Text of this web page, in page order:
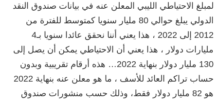
لمبلغ الاحتياطي الليبي المعلن عنه في بيانات صندوق النقد
الدولي يبلغ حوالي 80 مليار سنويا كمتوسط للفترة من
2012 إلى 2022 ، هذا يعني أننا نحقق عائدا سنويا بـ4
مليارات دولار ، هذا يعني أن الاحتياطي يمكن أن يصل إلى
130 مليار دولار بنهاية 2022… هذه أرقام تقريبية وبدون
حساب تراكم العائد للأسف ، ما هو معلن عنه بنهاية 2022
هو 82 مليار دولار فقط، وذلك حسب منشورات صندوق